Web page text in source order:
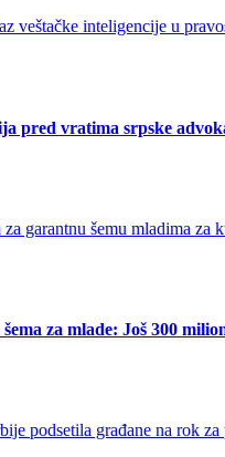
pred vratima srpske
za mlade: Još 300